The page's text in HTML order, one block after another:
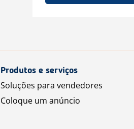
Produtos e serviços
Soluções para vendedores
Coloque um anúncio